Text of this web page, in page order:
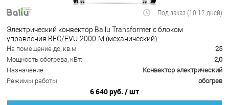
Под заказ (10-12 дней)
Электрический конвектор Ballu Transformer с блоком
управления BEC/EVU-2000-M (механический)
На помещение до, кв.м
25
Мощность обогрева, кВт:
2,0
Назначение
Конвектор электрический
Режимы работы
обогрев
6 640 руб. / шт